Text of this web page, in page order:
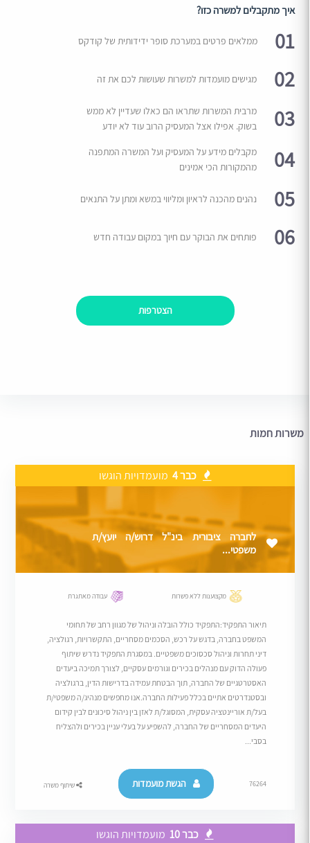
איך מתקבלים למשרה כזו?
01 ממלאים פרטים במערכת סופר ידידותית של קודקס
02 מגישים מועמדות למשרות שעושות לכם את זה
03
מרבית המשרות שתראו הם כאלו שעדיין לא ממש
בשוק. אפילו אצל המעסיק הרוב עוד לא יודע
04
מקבלים מידע על המעסיק ועל המשרה המתפנה
מהמקורות הכי אמינים
05 נהנים מהכנה לראיון ומליווי במשא ומתן על התנאים
06 פותחים את הבוקר עם חיוך במקום עבודה חדש
הצטרפות
משרות חמות
כבר 4 מועמדויות הוגשו
לחברה ציבורית בינ"ל דרוש/ה יועץ/ת
משפטי...
מקצוענות ללא פשרות עבודה מאתגרת
תיאור התפקיד:התפקיד כולל הובלה וניהול של מגוון רחב של תחומי
המשפט בחברה, בדגש על רכש, הסכמים מסחריים, התקשרויות, רגולציה,
דיני תחרות וניהול סכסוכים משפטיים. במסגרת התפקיד נדרש שיתוף
פעולה הדוק עם מנהלים בכירים וגורמים עסקיים, לצורך תמיכה ביעדים
האסטרטגיים של החברה, תוך הבטחת עמידה בדרישות הדין, ברגולציה
ובסטנדרטים אתיים בכלל פעילות החברה.אנו מחפשים מנהיג/ה משפטי/ת
בעל/ת אוריינטציה עסקית, המסוגל/ת לאזן בין ניהול סיכונים לבין קידום
היעדים המסחריים של החברה, להשפיע על בעלי עניין בכירים ולהצליח
בסבי...
76264 הגשת מועמדות שיתוף משרה
כבר 10 מועמדויות הוגשו